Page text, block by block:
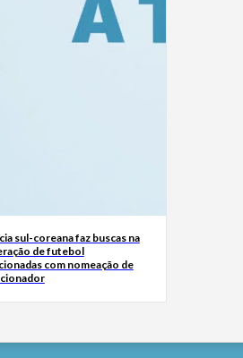
sul-coreana faz buscas na
de futebol
com nomeação de